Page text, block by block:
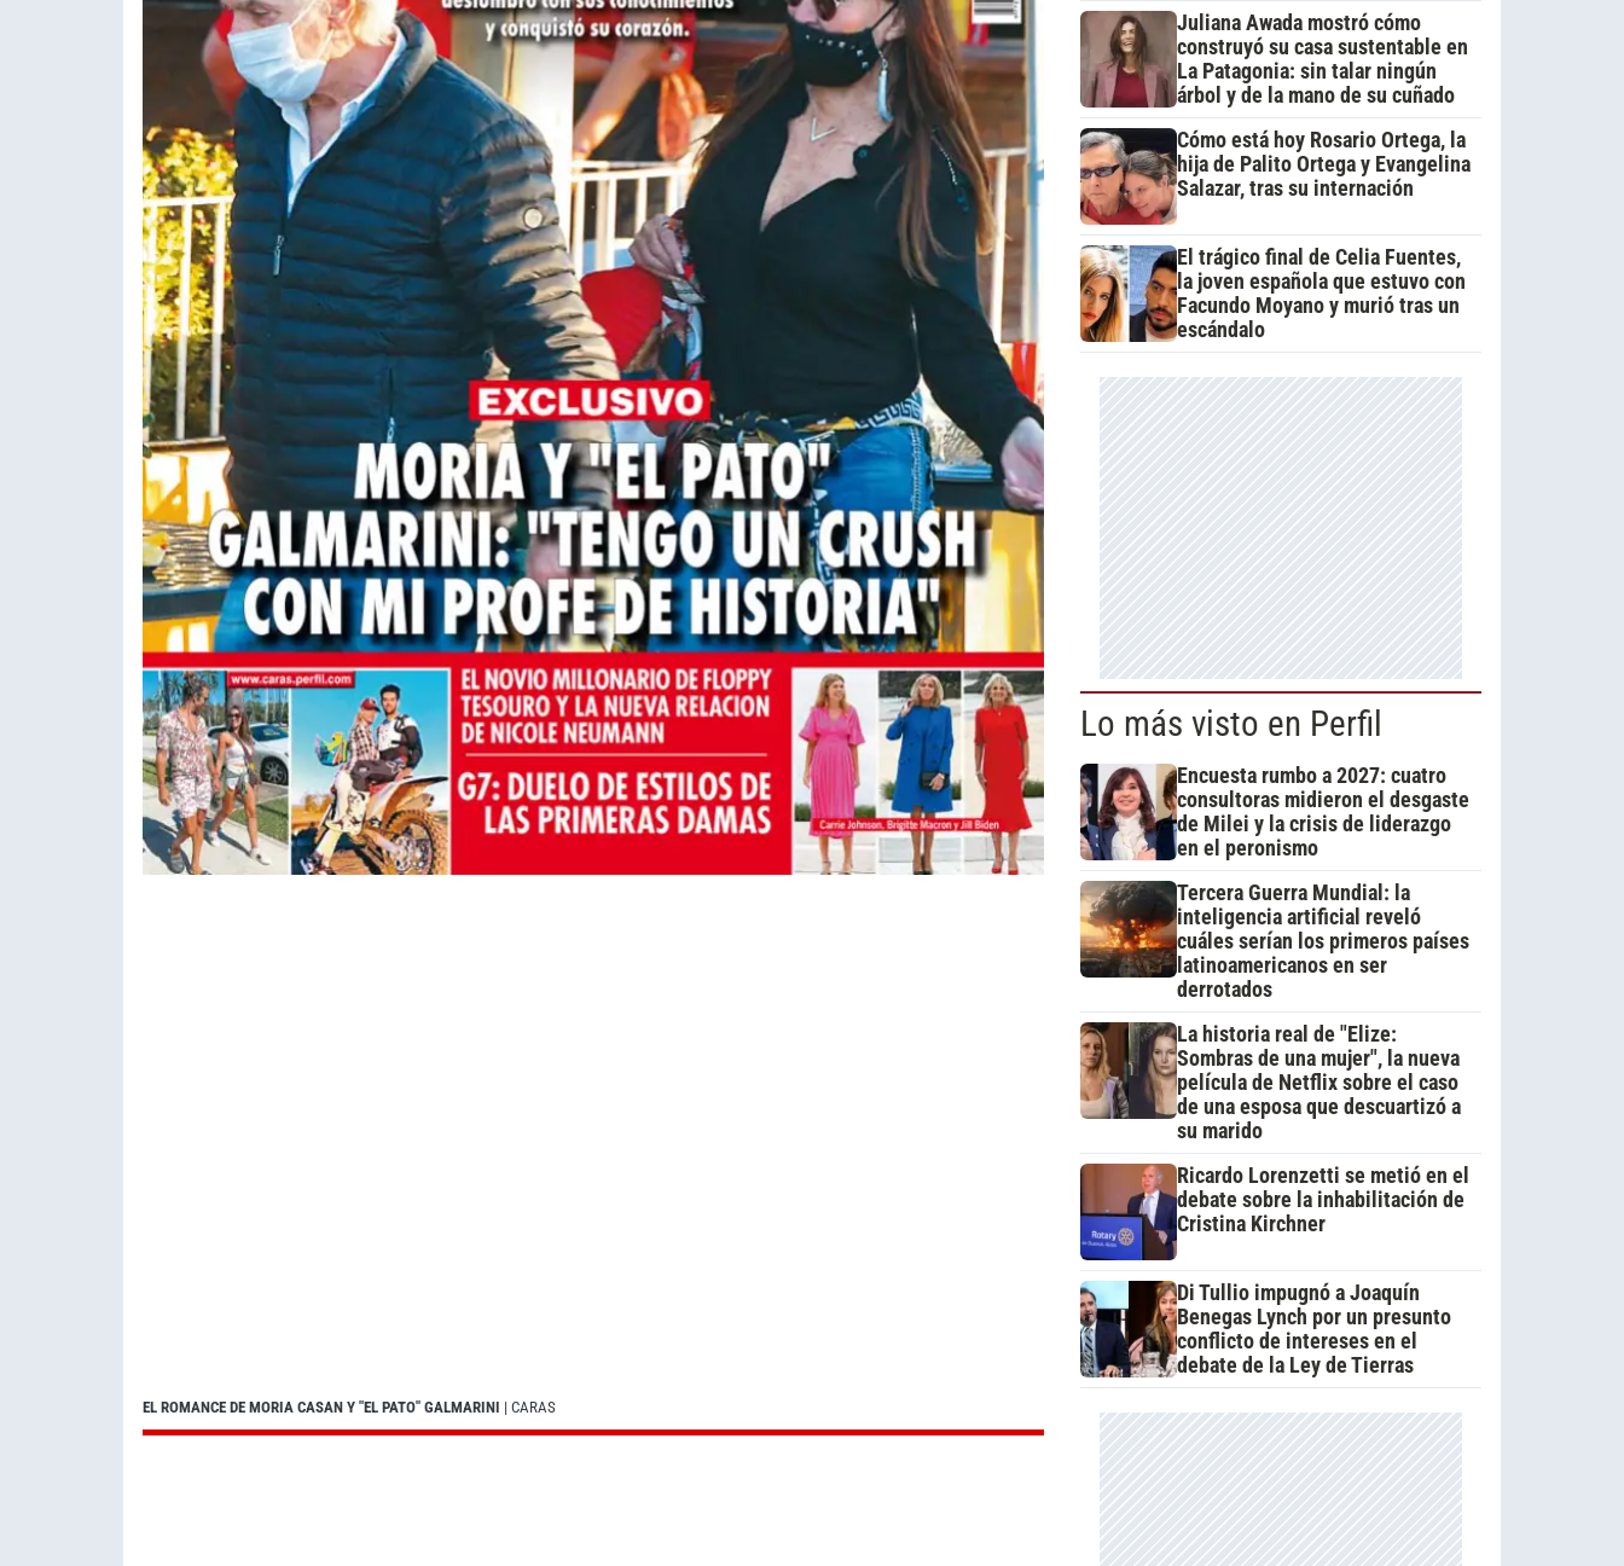
EL ROMANCE DE MORIA CASAN Y "EL PATO" GALMARINI | CARAS
Juliana Awada mostró cómo
construyó su casa sustentable en
La Patagonia: sin talar ningún
árbol y de la mano de su cuñado
Cómo está hoy Rosario Ortega, la
hija de Palito Ortega y Evangelina
Salazar, tras su internación
El trágico final de Celia Fuentes,
la joven española que estuvo con
Facundo Moyano y murió tras un
escándalo
Lo más visto en Perfil
Encuesta rumbo a 2027: cuatro
consultoras midieron el desgaste
de Milei y la crisis de liderazgo
en el peronismo
Tercera Guerra Mundial: la
inteligencia artificial reveló
cuáles serían los primeros países
latinoamericanos en ser
derrotados
La historia real de "Elize:
Sombras de una mujer", la nueva
película de Netflix sobre el caso
de una esposa que descuartizó a
su marido
Ricardo Lorenzetti se metió en el
debate sobre la inhabilitación de
Cristina Kirchner
Di Tullio impugnó a Joaquín
Benegas Lynch por un presunto
conflicto de intereses en el
debate de la Ley de Tierras